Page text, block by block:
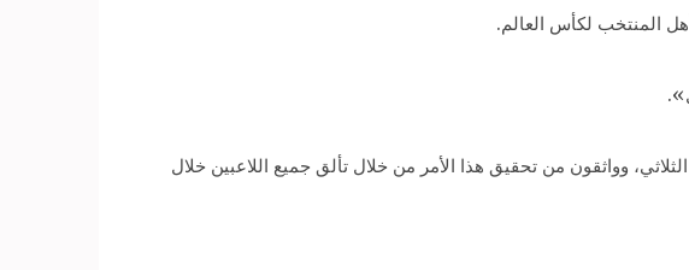
المنتخب لكأس العالم.
وواثقون من تحقيق هذا الأمر من خلال تألق جميع اللاعبين خلال